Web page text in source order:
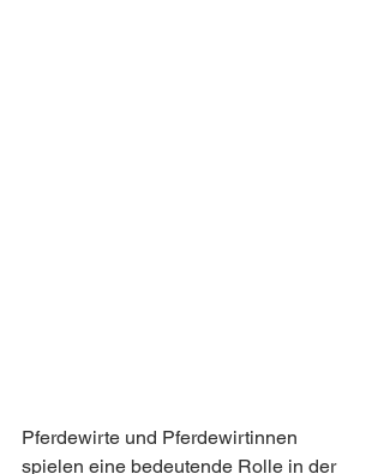
Pferdewirte und Pferdewirtinnen
spielen eine bedeutende Rolle in der